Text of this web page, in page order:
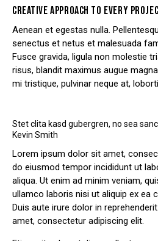
CREATIVE APPROACH TO EVERY
Aenean et egestas nulla.
senectus et netus et malesuada
Fusce gravida, ligula non molestie
risus, blandit maximus augue
mi tristique, pulvinar neque at,
Stet clita kasd gubergren, no sea
Kevin Smith
Lorem ipsum dolor sit amet,
do eiusmod tempor incididunt ut
aliqua. Ut enim ad minim veniam,
ullamco laboris nisi ut aliquip ex ea
Duis aute irure dolor in
amet, consectetur adipiscing elit.